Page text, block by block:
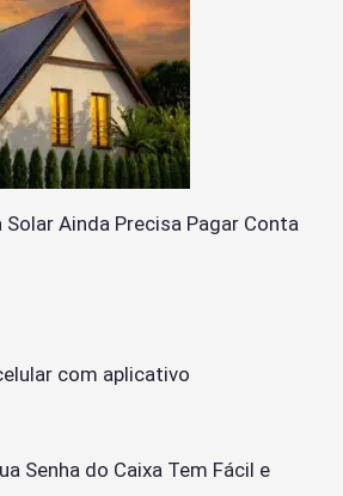
Solar Ainda Precisa Pagar Conta
Senha do Caixa Tem Fácil e